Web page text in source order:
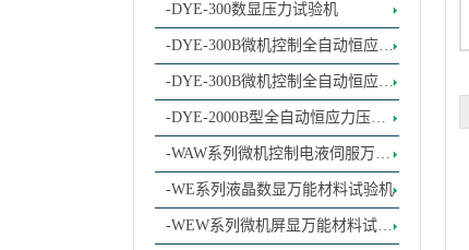
-DYE-300数显压力试验机
-DYE-300B微机控制全自动恒应力
试验机
-DYE-300B微机控制全自动恒应力
试验机
-DYE-2000B型全自动恒应力压力
试验机
-WAW系列微机控制电液伺服万能
材料试验机
-WE系列液晶数显万能材料试验机
-WEW系列微机屏显万能材料试验